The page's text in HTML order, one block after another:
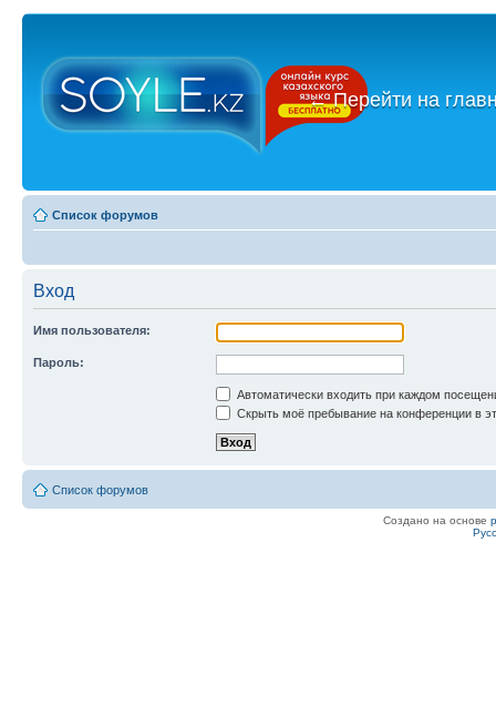
←Перейти на
Список форумов
Вход
Имя пользователя:
Пароль:
Автоматически входить при каждом
Скрыть моё пребывание на конференции в
Список форумов
Создано на основе